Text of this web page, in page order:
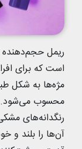
است که برای
مژه‌ها به شکل
محسوب می‌شود.
رنگدانه‌های
آن‌ها را بلند و